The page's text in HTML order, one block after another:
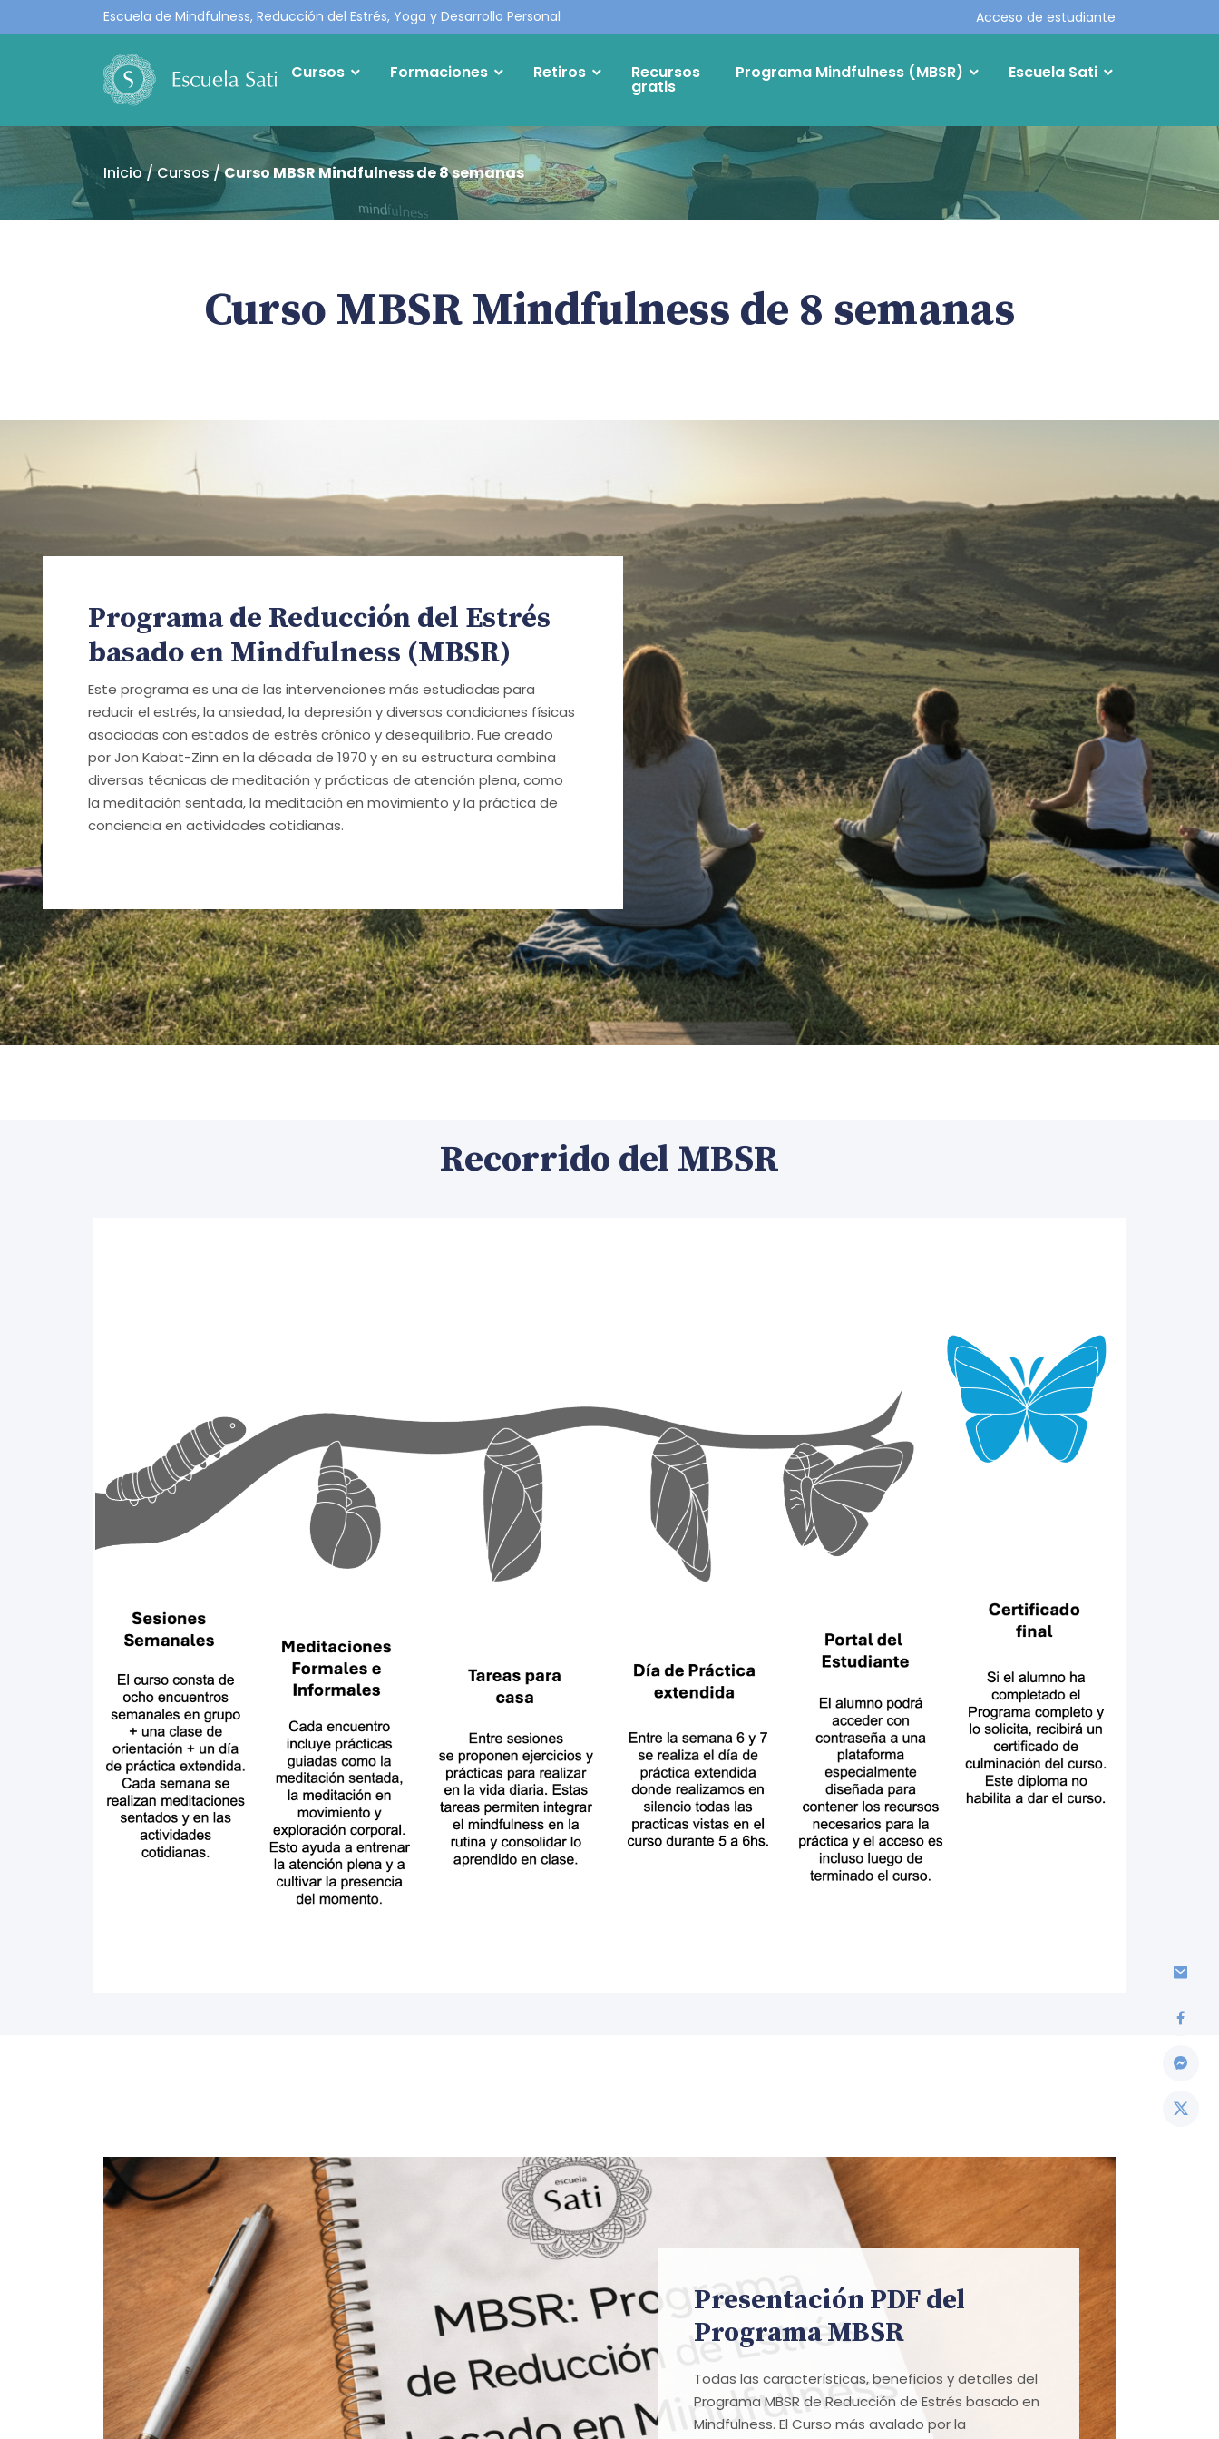
Escuela de Mindfulness, Reducción del Estrés, Yoga y Desarrollo Personal Acceso de estudiante
Cursos Formaciones Retiros Recursos
gratis
Programa Mindfulness (MBSR) Escuela Sati
Inicio Cursos Curso MBSR Mindfulness de 8 semanas
Curso MBSR Mindfulness de 8 semanas
Programa de Reducción del Estrés
basado en Mindfulness (MBSR)
Este programa es una de las intervenciones más estudiadas para
reducir el estrés, la ansiedad, la depresión y diversas condiciones físicas
asociadas con estados de estrés crónico y desequilibrio. Fue creado
por Jon Kabat-Zinn en la década de 1970 y en su estructura combina
diversas técnicas de meditación y prácticas de atención plena, como
la meditación sentada, la meditación en movimiento y la práctica de
conciencia en actividades cotidianas.
Recorrido del MBSR
Presentación PDF del
Programa MBSR
Todas las características, beneficios y detalles del
Programa MBSR de Reducción de Estrés basado en
Mindfulness. El Curso más avalado por la